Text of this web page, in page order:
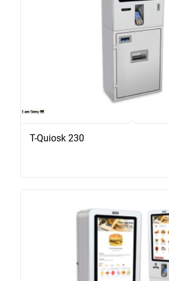
T-Quiosk 230